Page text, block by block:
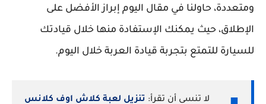
ومتعددة، حاولنا في مقال اليوم إبراز الأفضل على
الإطلاق، حيث يمكنك الإستفادة منها خلال قيادتك
للسيارة للتمتع بتجربة قيادة العربة خلال اليوم.
لا تنسى أن تقرأ: تنزيل لعبة كلاش اوف كلانس